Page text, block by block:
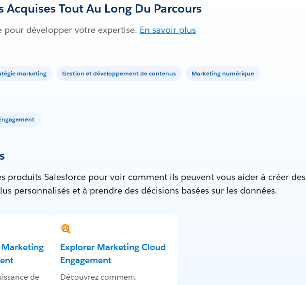
Acquises Tout Au Long Du Parcours
pour développer votre expertise. En savoir plus
marketing Gestion et développement de contenus Marketing numérique
produits Salesforce pour voir comment ils peuvent vous aider à créer des
personnalisés et à prendre des décisions basées sur les données.
de
Explorer Marketing Cloud
Engagement
Découvrez comment